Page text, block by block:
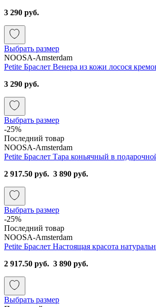
3 290 руб.
Выбрать размер
NOOSA-Amsterdam
Petite Браслет Венера из кожи лосося
3 290 руб.
Выбрать размер
-25%
Последний товар
NOOSA-Amsterdam
Petite Браслет Тара коньячный в
2 917.50 руб. 3 890 руб.
Выбрать размер
-25%
Последний товар
NOOSA-Amsterdam
Petite Браслет Настоящая красота
2 917.50 руб. 3 890 руб.
Выбрать размер